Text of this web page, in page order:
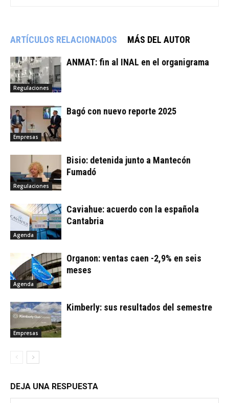
ARTÍCULOS RELACIONADOS MÁS DEL AUTOR
Regulaciones
ANMAT: fin al INAL en el organigrama
Empresas
Bagó con nuevo reporte 2025
Regulaciones
Bisio: detenida junto a Mantecón
Fumadó
Agenda
Caviahue: acuerdo con la española
Cantabria
Agenda
Organon: ventas caen -2,9% en seis
meses
Empresas
Kimberly: sus resultados del semestre
DEJA UNA RESPUESTA